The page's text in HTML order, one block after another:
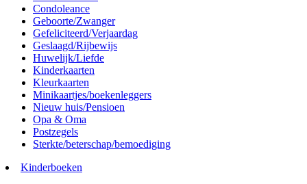
Condoleance
Geboorte/Zwanger
Gefeliciteerd/Verjaardag
Geslaagd/Rijbewijs
Huwelijk/Liefde
Kinderkaarten
Kleurkaarten
Minikaartjes/boekenleggers
Nieuw huis/Pensioen
Opa & Oma
Postzegels
Sterkte/beterschap/bemoediging
Kinderboeken